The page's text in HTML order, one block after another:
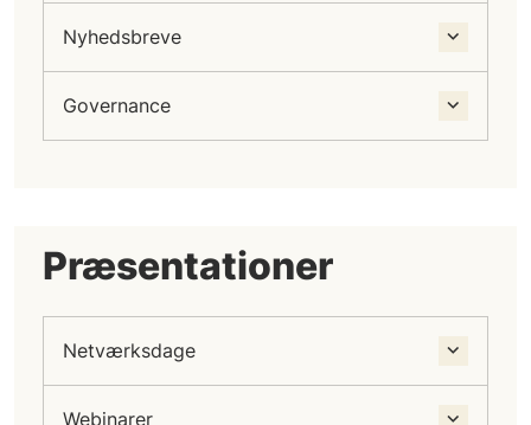
Nyhedsbreve
Governance
Præsentationer
Netværksdage
Webinarer